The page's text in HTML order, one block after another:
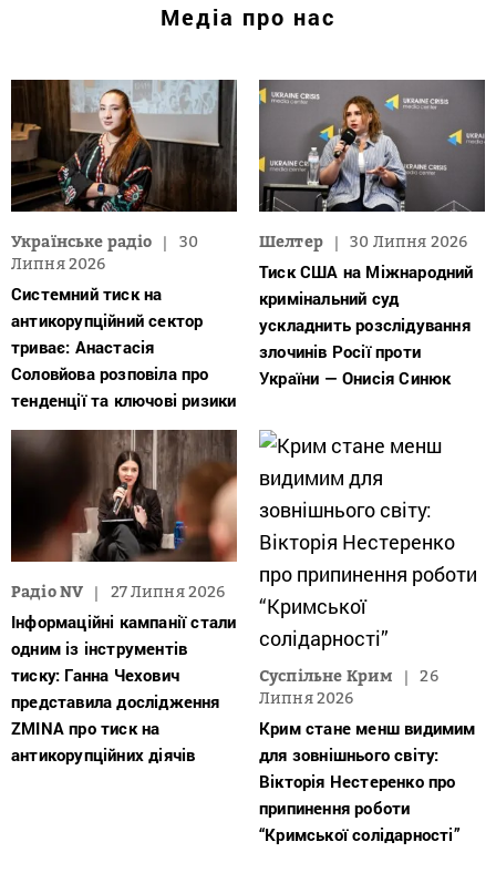
Медіа про нас
Українське радіо
30
Липня 2026
Системний тиск на
антикорупційний сектор
триває: Анастасія
Соловйова розповіла про
тенденції та ключові ризики
Шелтер 30 Липня 2026
Тиск США на Міжнародний
кримінальний суд
ускладнить розслідування
злочинів Росії проти
України — Онисія Синюк
Радіо NV 27 Липня 2026
Інформаційні кампанії стали
одним із інструментів
тиску: Ганна Чехович
представила дослідження
ZMINA про тиск на
антикорупційних діячів
Суспільне Крим
26
Липня 2026
Крим стане менш видимим
для зовнішнього світу:
Вікторія Нестеренко про
припинення роботи
“Кримської солідарності”